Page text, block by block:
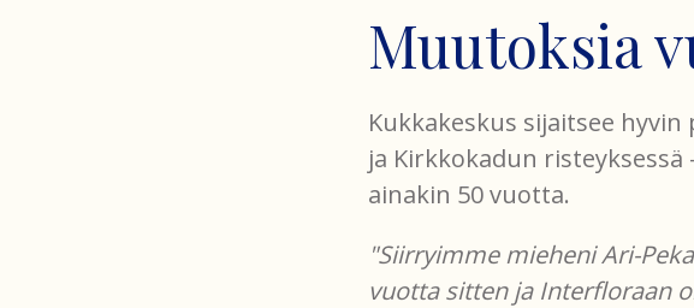
Muutoksia
Kukkakeskus sijaitsee
ja Kirkkokadun
ainakin 50 vuotta.
"Siirryimme mieheni Ari-
vuotta sitten ja Interfloraan